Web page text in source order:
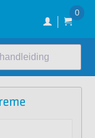
0